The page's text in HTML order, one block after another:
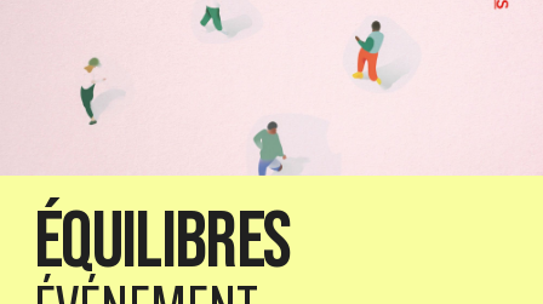
ÉQUILIBRES